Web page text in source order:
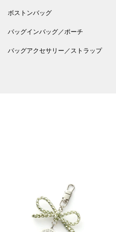
ボストンバッグ
バッグインバッグ／ポーチ
バッグアクセサリー／ストラップ